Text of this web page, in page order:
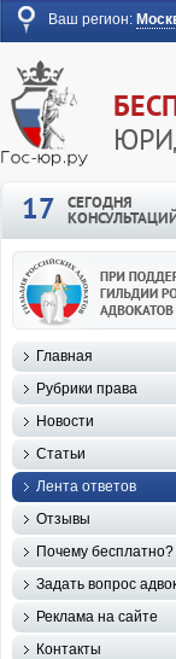
Ваш регион:
17
СЕГОДНЯ
Главная
Рубрики права
Новости
Статьи
Лента ответов
Отзывы
Почему бесплатно?
Задать вопрос
Реклама на сайте
Контакты